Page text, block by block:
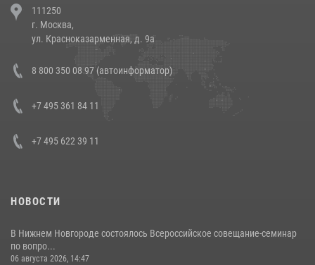
напавших на бригаду скорой помощи (видео)
14 июля 2026, 12:20
В Росгвардии прошла военно-научная конференция по обобщению
боевого опыта
111250
г. Москва,
ул. Красноказарменная, д. 9а
8 800 350 08 97 (автоинформатор)
+7 495 361 84 11
+7 495 622 39 11
НОВОСТИ
В Нижнем Новгороде состоялось Всероссийское совещание-семинар
по вопро...
06 августа 2026, 14:47